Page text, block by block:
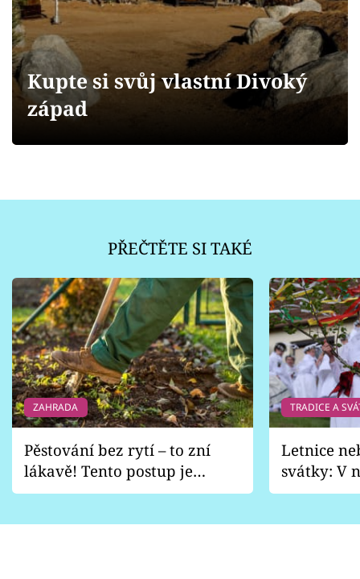
Přihlášení
Sledujte nás
Kupte si svůj vlastní Divoký
západ
PŘEČTĚTE SI TAKÉ
ZAHRADA
Pěstování bez rytí – to zní
lákavě! Tento postup je
vhodný jen pro některé
TRADICE A
Letnice
svátky: V
pondělí